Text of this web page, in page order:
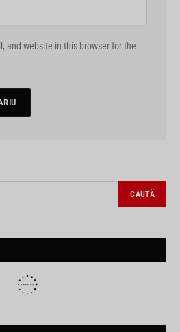
and website in this browser for the